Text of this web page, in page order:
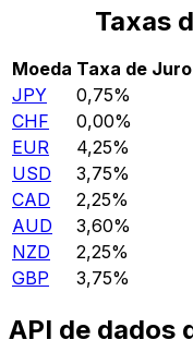
Taxas
Moeda Taxa de Juro
JPY
0,75%
CHF
0,00%
EUR
4,25%
USD
3,75%
CAD
2,25%
AUD
3,60%
NZD
2,25%
GBP
3,75%
API de dados